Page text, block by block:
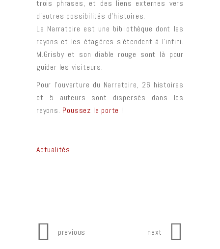
trois phrases, et des liens externes vers
d’autres possibilités d’histoires.
Le Narratoire est une bibliothèque dont les
rayons et les étagères s’étendent à l’infini.
M.Grisby et son diable rouge sont là pour
guider les visiteurs.
Pour l’ouverture du Narratoire, 26 histoires
et 5 auteurs sont dispersés dans les
rayons. Poussez la porte !
Actualités
previous next